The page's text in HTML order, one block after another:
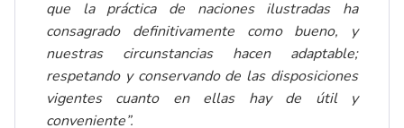
que la práctica de naciones ilustradas ha
consagrado definitivamente como bueno, y
nuestras circunstancias hacen adaptable;
respetando y conservando de las disposiciones
vigentes cuanto en ellas hay de útil y
conveniente”.